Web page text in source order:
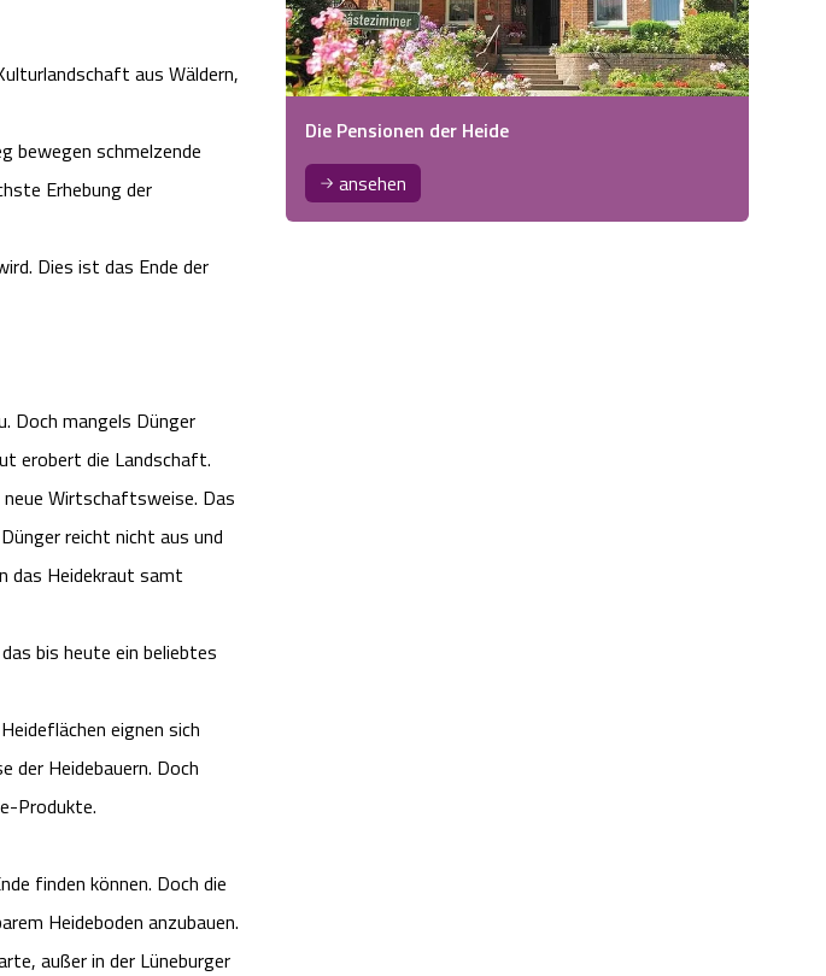
aus Wäldern,
bewegen schmelzende
Erhebung der
Dies ist das Ende der
Doch mangels Dünger
erobert die Landschaft.
Wirtschaftsweise. Das
reicht nicht aus und
das Heidekraut samt
bis heute ein beliebtes
eignen sich
der Heidebauern. Doch
Produkte.
finden können. Doch die
Heideboden anzubauen.
außer in der Lüneburger
Die Pensionen der Heide
ansehen